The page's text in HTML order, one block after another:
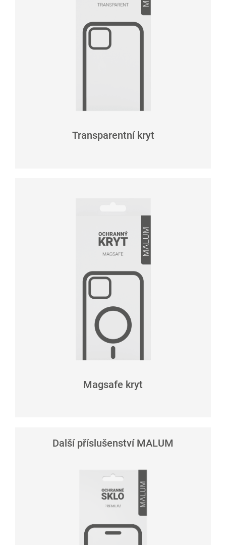
Transparentní kryt
Magsafe kryt
Další příslušenství MALUM